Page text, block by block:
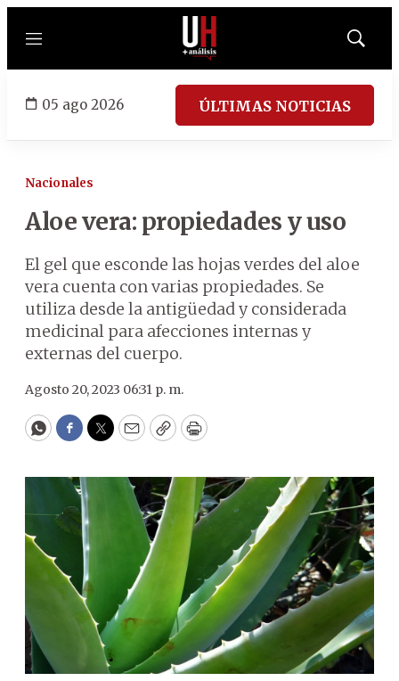
Menú
Mostrar
05 ago 2026 ÚLTIMAS NOTICIAS
Nacionales
Aloe vera: propiedades y uso
El gel que esconde las hojas verdes del aloe
vera cuenta con varias propiedades. Se
utiliza desde la antigüedad y considerada
medicinal para afecciones internas y
externas del cuerpo.
Agosto 20, 2023 06:31 p. m.
WhatsApp
Facebook
Twitter
EmailCopyPrint